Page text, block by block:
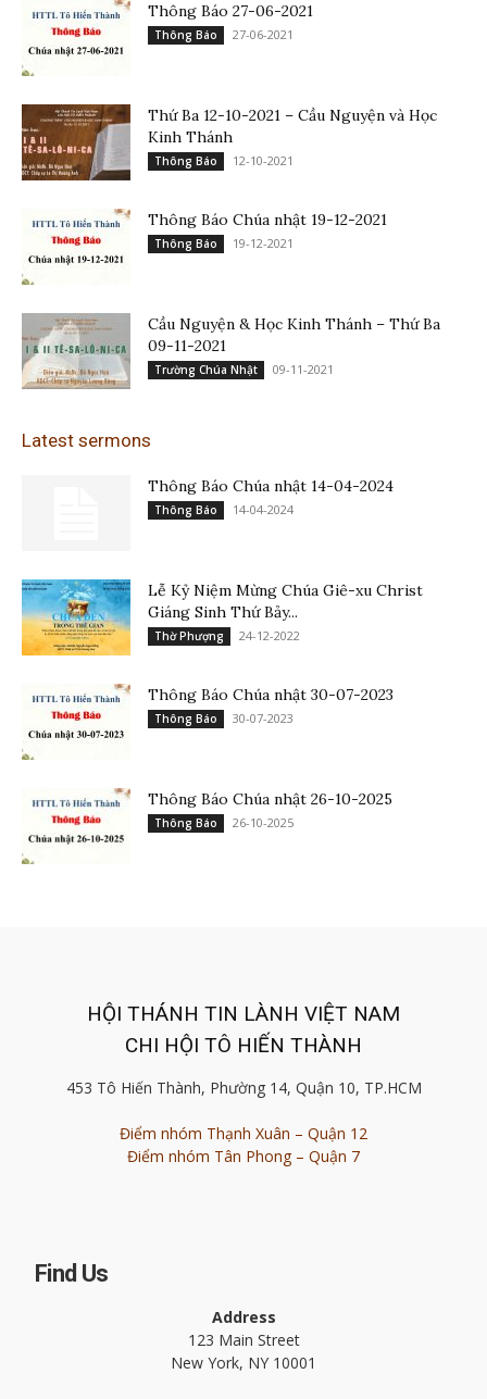
Thông Báo 27-06-2021
Thông Báo 27-06-2021
Thứ Ba 12-10-2021 – Cầu Nguyện và Học
Kinh Thánh
Thông Báo 12-10-2021
Thông Báo Chúa nhật 19-12-2021
Thông Báo 19-12-2021
Cầu Nguyện & Học Kinh Thánh – Thứ Ba
09-11-2021
Trường Chúa Nhật 09-11-2021
Latest sermons
Thông Báo Chúa nhật 14-04-2024
Thông Báo 14-04-2024
Lễ Kỷ Niệm Mừng Chúa Giê-xu Christ
Giáng Sinh Thứ Bảy...
Thờ Phượng 24-12-2022
Thông Báo Chúa nhật 30-07-2023
Thông Báo 30-07-2023
Thông Báo Chúa nhật 26-10-2025
Thông Báo 26-10-2025
HỘI THÁNH TIN LÀNH VIỆT NAM
CHI HỘI TÔ HIẾN THÀNH
453 Tô Hiến Thành, Phường 14, Quận 10, TP.HCM
Điểm nhóm Thạnh Xuân – Quận 12
Điểm nhóm Tân Phong – Quận 7
Find Us
Address
123 Main Street
New York, NY 10001